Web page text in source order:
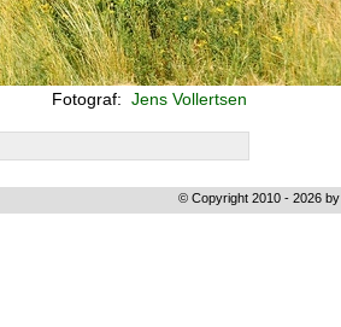
Fotograf: Jens Vollertsen
© Copyright 2010 - 2026 by